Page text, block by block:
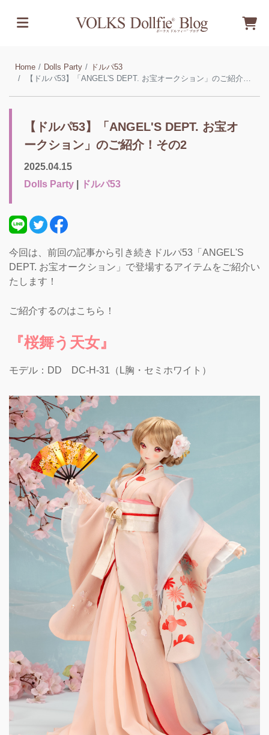
Home Dolls Party
ドルパ53
【ドルパ53】「ANGEL'S DEPT. お宝オークション」のご紹介！その2
【ドルパ53】「ANGEL'S DEPT. お宝オ
ークション」のご紹介！その2
2025.04.15
Dolls Party
ドルパ53
今回は、前回の記事から引き続きドルパ53「ANGEL'S
DEPT. お宝オークション」で登場するアイテムをご紹介い
たします！
ご紹介するのはこちら！
『桜舞う天女』
モデル：DD DC-H-31（L胸・セミホワイト）